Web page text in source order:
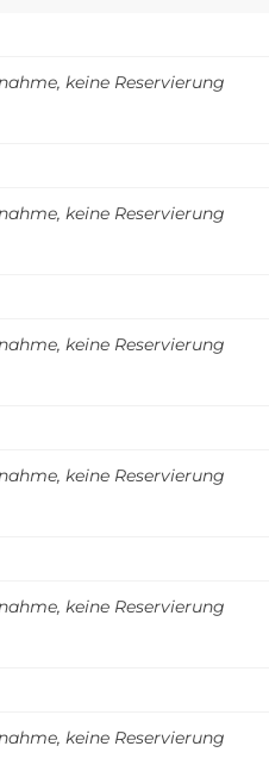
keine Reservierung
keine Reservierung
keine Reservierung
keine Reservierung
keine Reservierung
keine Reservierung